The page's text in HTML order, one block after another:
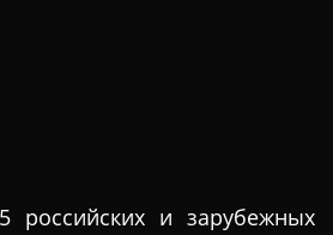
российских и зарубежных